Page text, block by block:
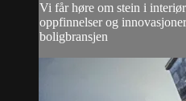
Vi får høre om stein i
oppfinnelser og
boligbransjen